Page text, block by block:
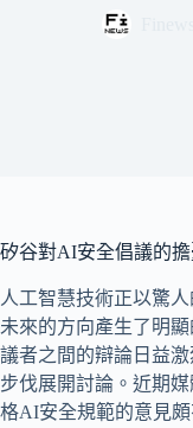
矽谷對AI安全倡議的
人工智慧技術正以驚
未來的方向產生了明
議者之間的辯論日益
步伐展開討論。近期
格AI安全規範的意見